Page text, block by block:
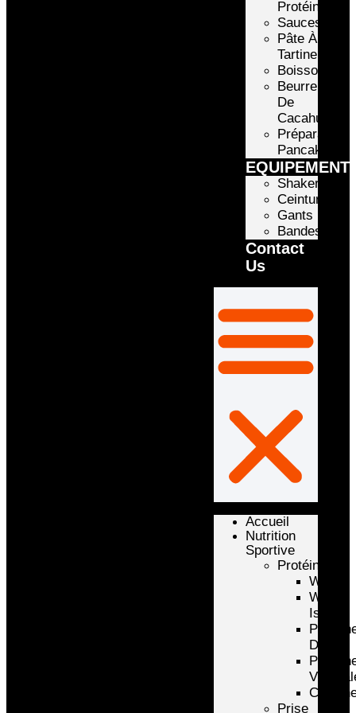
Protéinée
Sauces
Pâte À
Tartiner
Boissons
Beurre
De
Cacahuète
Préparation
Pancake
Shakers
Ceintures
Gants
Bandes
Contact
Us
Accueil
Nutrition
Sportive
Protéines
Whey
Whey
Isolate
D’oeuf
Prise